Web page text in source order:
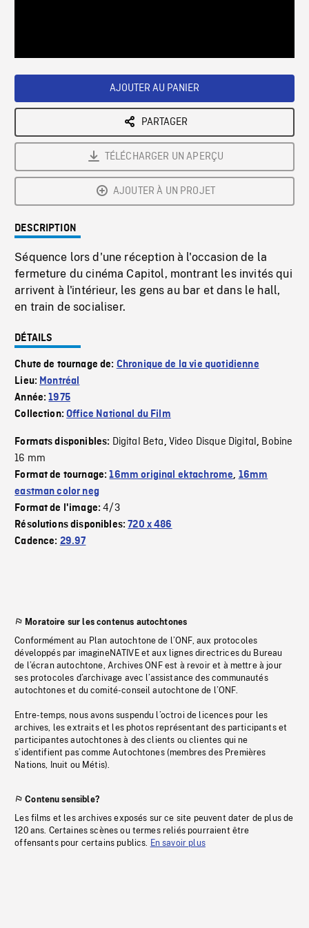
AJOUTER AU PANIER
PARTAGER
TÉLÉCHARGER UN APERÇU
AJOUTER À UN PROJET
DESCRIPTION
Séquence lors d'une réception à l'occasion de la
fermeture du cinéma Capitol, montrant les invités qui
arrivent à l'intérieur, les gens au bar et dans le hall,
en train de socialiser.
DÉTAILS
Chute de tournage de: Chronique de la vie quotidienne
Lieu: Montréal
Année:1975
Collection:Office National du Film
Formats disponibles: Digital Beta, Video Disque Digital, Bobine
16 mm
Format de tournage:16mm original ektachrome, 16mm
eastman color neg
Format de l'image:4/3
Résolutions disponibles:720 x 486
Cadence: 29.97
Moratoire sur les contenus autochtones
Conformément au Plan autochtone de l’ONF, aux protocoles
développés par imagineNATIVE et aux lignes directrices du Bureau
de l’écran autochtone, Archives ONF est à revoir et à mettre à jour
ses protocoles d’archivage avec l’assistance des communautés
autochtones et du comité-conseil autochtone de l’ONF.
Entre-temps, nous avons suspendu l’octroi de licences pour les
archives, les extraits et les photos représentant des participants et
participantes autochtones à des clients ou clientes qui ne
s’identifient pas comme Autochtones (membres des Premières
Nations, Inuit ou Métis).
Contenu sensible?
Les films et les archives exposés sur ce site peuvent dater de plus de
120 ans. Certaines scènes ou termes reliés pourraient être
offensants pour certains publics. En savoir plus